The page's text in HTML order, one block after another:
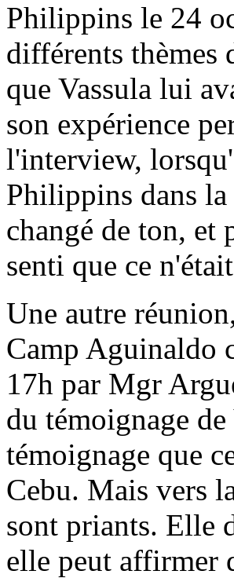
Philippins le 24
différents thèmes
que Vassula lui
son expérience
l'interview,
Philippins dans
changé de ton,
senti que ce
Une autre
Camp Aguinaldo
17h par Mgr
du témoignage
témoignage que
Cebu. Mais vers
sont priants. Elle
elle peut affirmer